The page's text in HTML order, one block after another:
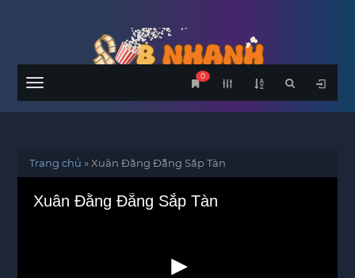
Menu
0
Trang chủ »Xuân Đằng Đẵng Sắp Tàn
Xuân Đằng Đẵng Sắp Tàn